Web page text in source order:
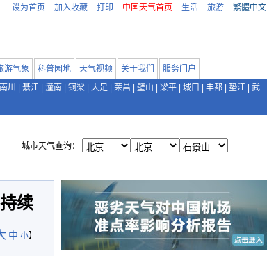
设为首页 加入收藏 打印 中国天气首页 生活 旅游 繁體中文
游气象 科普园地 天气视频 关于我们
服务门户
南川 綦江 潼南 铜梁 大足 荣昌 璧山 梁平 城口 丰都 垫江
武
城市天气查询：
续
中 小】